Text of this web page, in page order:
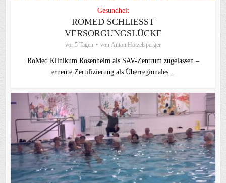
Gesundheit
ROMED SCHLIESST V
ERSORGUNGSLÜCKE
vor 5 Tagen von Anton Hötzelsperger
RoMed Klinikum Rosenheim als SAV-Zentrum zugelassen –
erneute Zertifizierung als Überregionales...